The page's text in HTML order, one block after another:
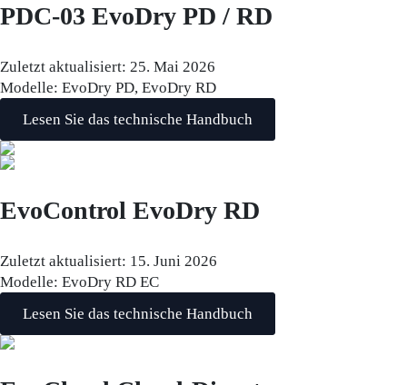
PDC-03 EvoDry PD / RD
Zuletzt aktualisiert: 25. Mai 2026
Modelle: EvoDry PD, EvoDry RD
Lesen Sie das technische Handbuch
EvoControl EvoDry RD
Zuletzt aktualisiert: 15. Juni 2026
Modelle: EvoDry RD EC
Lesen Sie das technische Handbuch